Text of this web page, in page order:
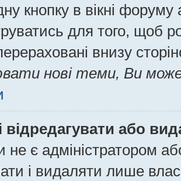
кнопку в вікні
для того, щоб
внизу
нові теми, Ви
відредагувати або
не є адміністратором
і видаляти лише